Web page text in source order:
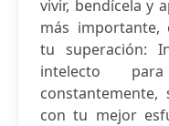
vivir, bendícela y
más importante,
tu superación:
intelecto
con tu mejor